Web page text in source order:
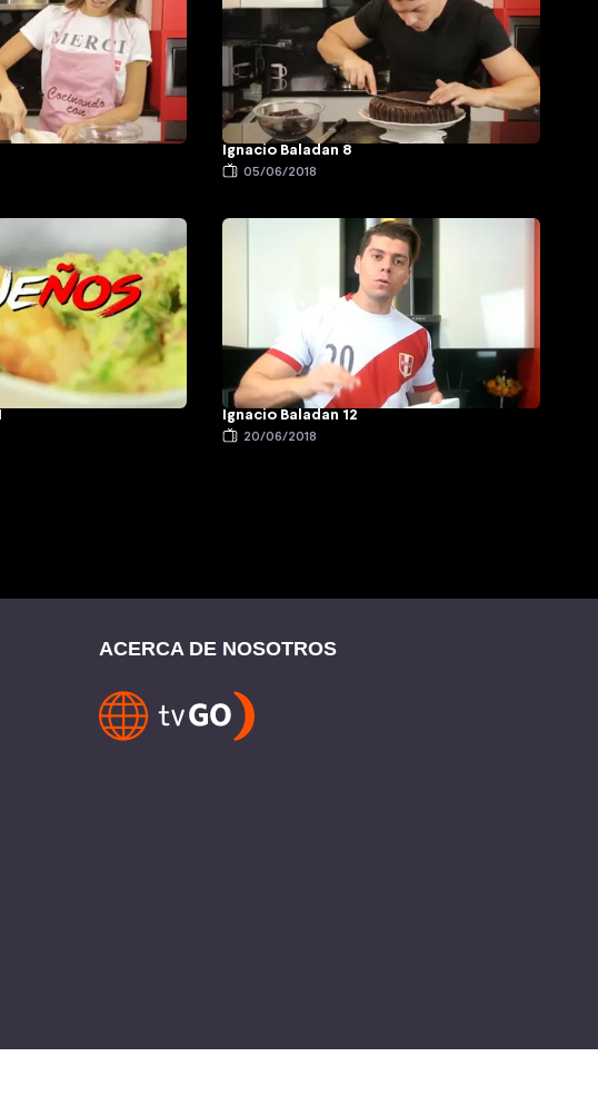
Ignacio Baladan 8
05/06/2018
Ignacio Baladan 12
20/06/2018
ACERCA DE NOSOTROS